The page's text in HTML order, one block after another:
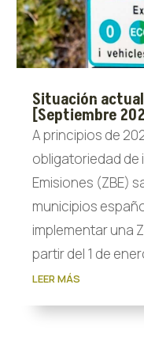
Situación actual
[Septiembre
A principios de
obligatoriedad de
Emisiones (ZBE)
municipios
implementar una
partir del 1 de
LEER MÁS